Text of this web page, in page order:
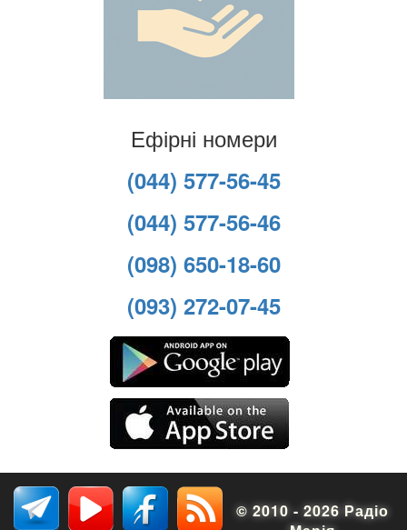
Ефірні номери
(044) 577-56-45
(044) 577-56-46
(098) 650-18-60
(093) 272-07-45
© 2010 - 2026 Радіо